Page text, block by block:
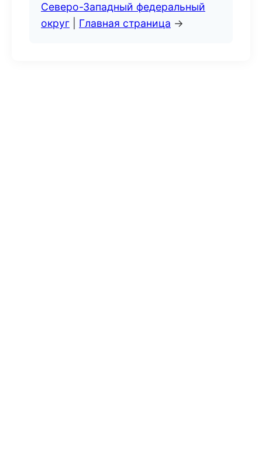
Северо-Западный федеральный
округ
Главная страница →